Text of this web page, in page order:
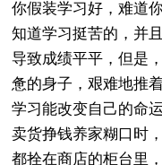
你假装学习好，难道
知道学习挺苦的，并
导致成绩平平，但是
惫的身子，艰难地推
学习能改变自己的命
卖货挣钱养家糊口时
都拴在商店的柜台里